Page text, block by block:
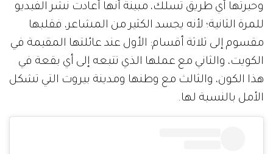
وحيرتها أي طريق تسلك، مبينةً أنها أعادت نشر الفيديو
للمرة الثانية؛ لأنه يجسد الكثير من المشاعر، فقلبها
مقسوم إلى ثلاثة أقسام: الأول عند عائلتها المقيمة في
الكويت، والثاني مع عملها الذي تتبعه إلى أي بقعة في
هذا الكون، والثالث مع وطنها ومدينة بيروت التي تشكل
الأمل بالنسبة لها.